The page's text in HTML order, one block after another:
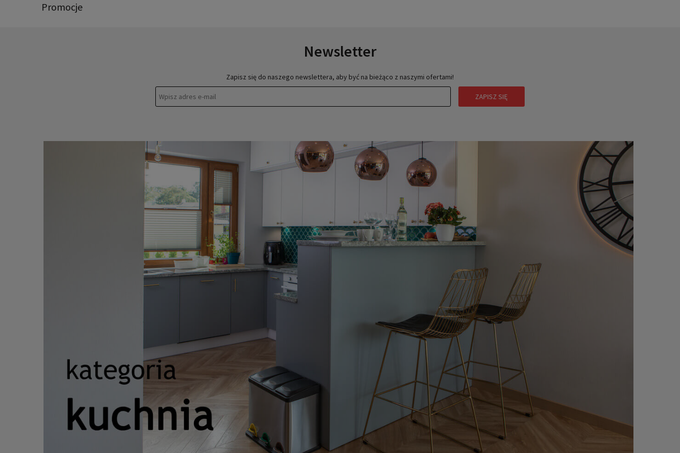
Promocje
Newsletter
Zapisz się do naszego newslettera, aby być na bieżąco z naszymi ofertami!
ZAPISZ SIĘ